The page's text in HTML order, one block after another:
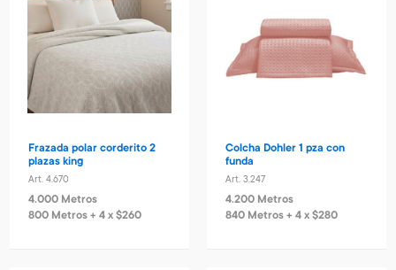
Frazada polar corderito 2
plazas king
Art. 4.670
4.000 Metros
800 Metros + 4 x $260
Colcha Dohler 1 pza con
funda
Art. 3.247
4.200 Metros
840 Metros + 4 x $280